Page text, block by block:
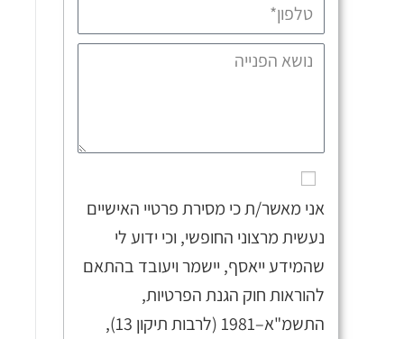
אני מאשר/ת כי מסירת פרטיי האישיים
נעשית מרצוני החופשי, וכי ידוע לי
שהמידע ייאסף, יישמר ויעובד בהתאם
להוראות חוק הגנת הפרטיות,
התשמ"א–1981 (לרבות תיקון 13),